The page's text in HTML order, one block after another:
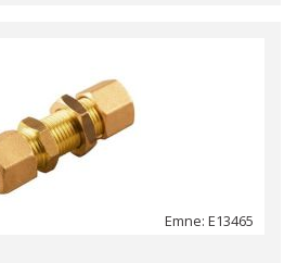
Emne: E13465